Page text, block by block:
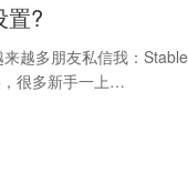
置?
越多朋友私信我：Stable
很多新手一上…